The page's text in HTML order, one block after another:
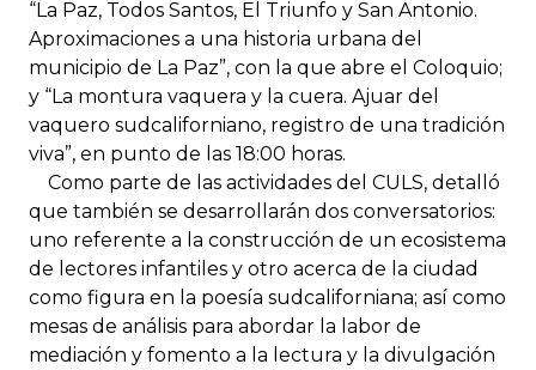
“La Paz, Todos Santos, El Triunfo y San Antonio.
Aproximaciones a una historia urbana del
municipio de La Paz”, con la que abre el Coloquio;
y “La montura vaquera y la cuera. Ajuar del
vaquero sudcaliforniano, registro de una tradición
viva”, en punto de las 18:00 horas.
Como parte de las actividades del CULS, detalló
que también se desarrollarán dos conversatorios:
uno referente a la construcción de un ecosistema
de lectores infantiles y otro acerca de la ciudad
como figura en la poesía sudcaliforniana; así como
mesas de análisis para abordar la labor de
mediación y fomento a la lectura y la divulgación